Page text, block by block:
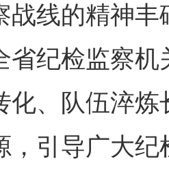
战线的精神
省纪检监察
化、队伍淬
，引导广大